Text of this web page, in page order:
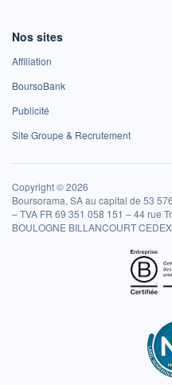
Nos sites
Affiliation
BoursoBank
Publicité
Site Groupe & Recrutement
Copyright © 2026
Boursorama, SA au capital de 53
– TVA FR 69 351 058 151 – 44 rue
BOULOGNE BILLANCOURT CEDEX